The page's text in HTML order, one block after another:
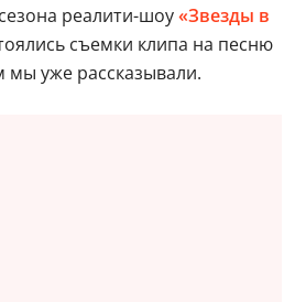
реалити-шоу«Звезды в
съемки клипа на песню
мы уже рассказывали.